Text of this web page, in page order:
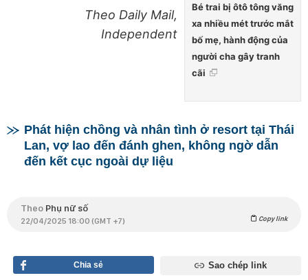
Bé trai bị ôtô tông văng
xa nhiều mét trước mắt
bố mẹ, hành động của
người cha gây tranh
cãi
Theo Daily Mail,
Independent
Phát hiện chồng và nhân tình ở resort tại Thái
Lan, vợ lao đến đánh ghen, không ngờ dẫn
đến kết cục ngoài dự liệu
Theo Phụ nữ số
22/04/2025 18:00 (GMT +7) Copy link
Chia sẻ Sao chép link